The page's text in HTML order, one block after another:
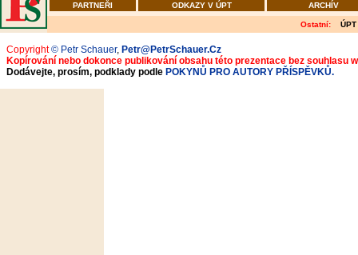
PARTNEŘI
ODKAZY V ÚPT ARCHÍV
Ostatní: ÚPT
Copyright© Petr Schauer, Petr@PetrSchauer.Cz
Kopírování nebo dokonce publikování obsahu této prezentace bez souhlasu
Dodávejte, prosím, podklady podle POKYNŮ PRO AUTORY PŘÍSPĚVKŮ.